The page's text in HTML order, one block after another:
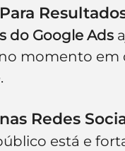
do Google Ads
momento
Redes
está e